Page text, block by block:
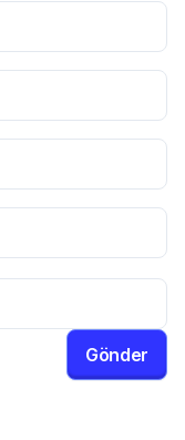
Gönder